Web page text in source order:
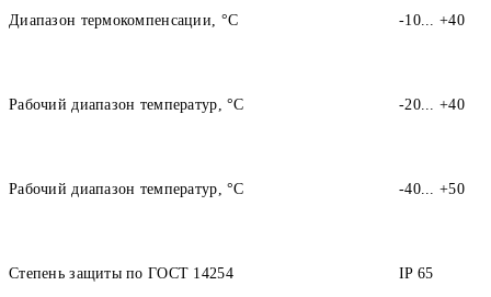
Диапазон термокомпенсации, °С -10... +40
Рабочий диапазон температур, °С -20... +40
Рабочий диапазон температур, °С -40... +50
Степень защиты по ГОСТ 14254 IP 65